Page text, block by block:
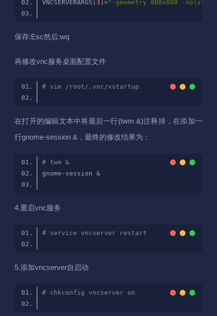
VNCSERVERARGS[3 ]="-geometry 800x600 -
保存:Esc然后:wq
再修改vnc服务桌面配置文件
# vim /root/.vnc/xstartup
在打开的编辑文本中将最后一行(twm &)注释掉，在添加一
行gnome-session &，最终的修改结果为：
# twm &
4.重启vnc服务
# service vncserver restart
5.添加vncserver自启动
# chkconfig vncserver on